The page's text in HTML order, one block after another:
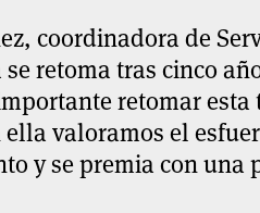
coordinadora de
retoma tras cinco
retomar
valoramos el
y se premia con una